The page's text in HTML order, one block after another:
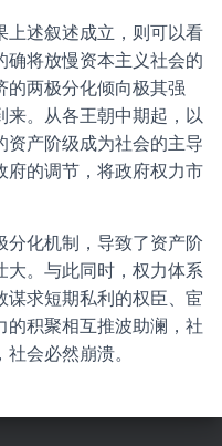
上述叙述成立，则可以看
确将放慢资本主义社会的
的两极分化倾向极其强
来。从各王朝中期起，以
资产阶级成为社会的主导
府的调节，将政府权力市
分化机制，导致了资产阶
大。与此同时，权力体系
谋求短期私利的权臣、宦
的积聚相互推波助澜，社
会必然崩溃。